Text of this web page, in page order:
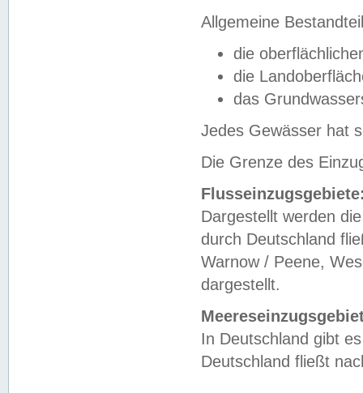
Allgemeine
die
die
das
Jedes Gewässer hat
Die Grenze des
Dargestellt werden
durch Deutschland
Warnow / Peene,
dargestellt.
In Deutschland gibt
Deutschland fließt